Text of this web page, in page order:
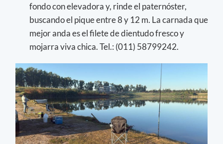
fondo con elevadora y, rinde el paternóster,
buscando el pique entre 8 y 12 m. La carnada que
mejor anda es el filete de dientudo fresco y
mojarra viva chica. Tel.: (011) 58799242.